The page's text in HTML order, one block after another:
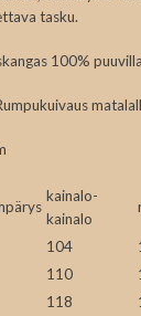
tasku.
100%
kainalo-
kainalo
104
110
118